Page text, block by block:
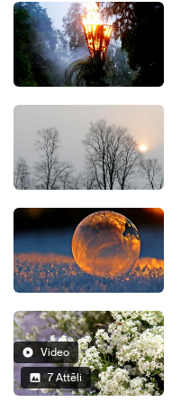
Video
7 Attēli